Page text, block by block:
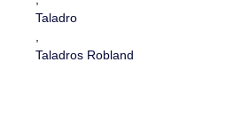
Taladro
,
Taladros Robland